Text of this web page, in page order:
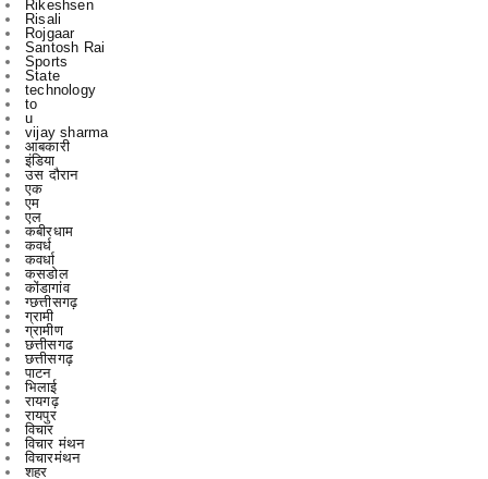
State
technology
to
u
vijay sharma
आबकारी
इंडिया
उस दौरान
एक
एम
एल
कबीरधाम
कवर्ध
कवर्धा
कसडोल
कोंडागांव
ग्छत्तीसगढ़
ग्रामी
ग्रामीण
छत्तीसगढ
छत्तीसगढ़
पाटन
भिलाई
रायगढ़
रायपुर
विचार
विचार मंथन
विचारमंथन
शहर
शहरChhattisgarrh